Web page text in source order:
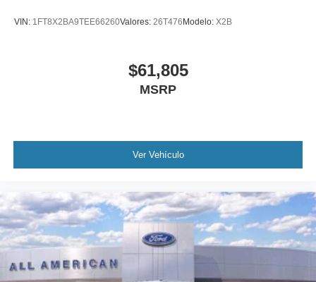
VIN: 1FT8X2BA9TEE66260Valores: 26T476Modelo: X2B
$61,805
MSRP
Ver Vehículo